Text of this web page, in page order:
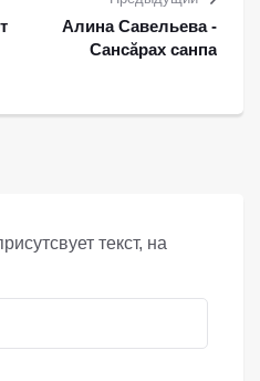
Алина Савельева -
Сансăрах санпа
текст, на